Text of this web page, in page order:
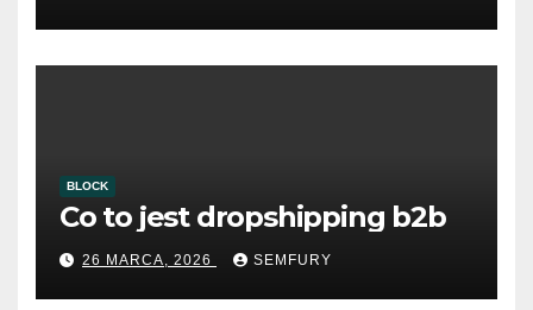
BLOCK
Co to jest dropshipping b2b
26 MARCA, 2026 SEMFURY